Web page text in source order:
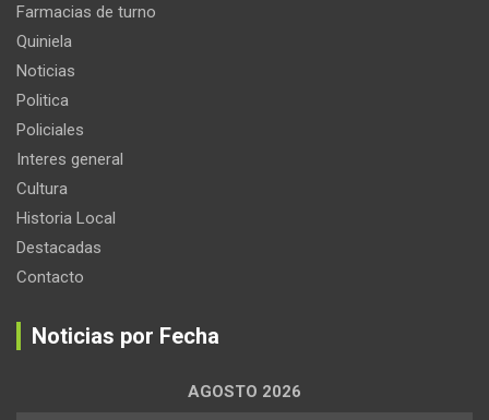
Farmacias de turno
Quiniela
Noticias
Politica
Policiales
Interes general
Cultura
Historia Local
Destacadas
Contacto
Noticias por Fecha
AGOSTO 2026